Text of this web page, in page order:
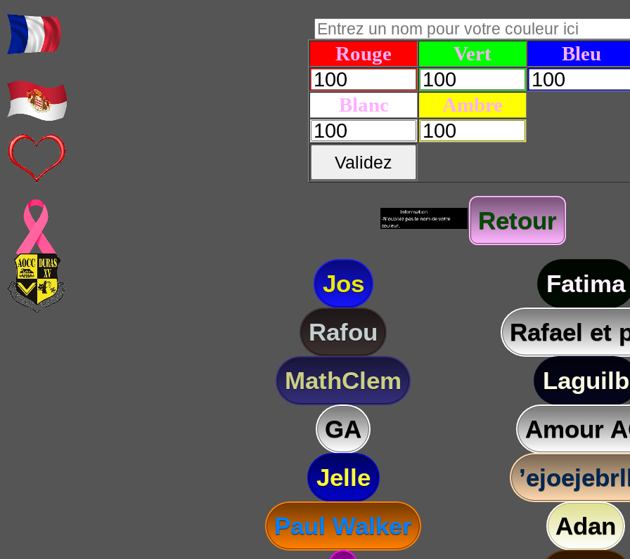
Rouge Vert Bleu
Blanc Ambre
Validez
Retour
Jos
Fatima
Rafou
Rafael et
MathClem
Laguilb
GA
Amour
Jelle
Paul Walker
Adan